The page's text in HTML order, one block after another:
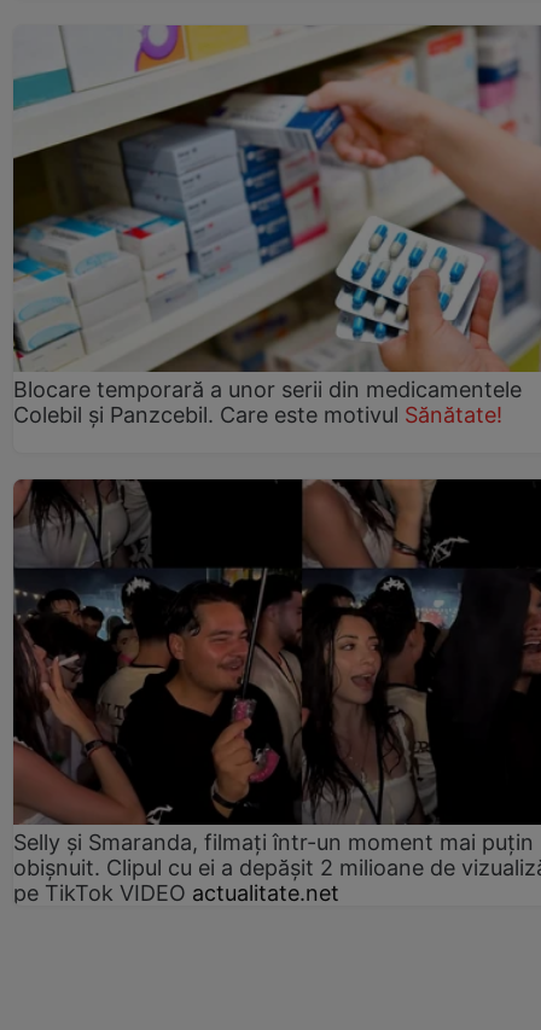
Blocare temporară a unor serii din medicamentele
Colebil și Panzcebil. Care este motivul Sănătate!
Selly și Smaranda, filmați într-un moment mai puțin
obișnuit. Clipul cu ei a depășit 2 milioane de
pe TikTok VIDEO actualitate.net